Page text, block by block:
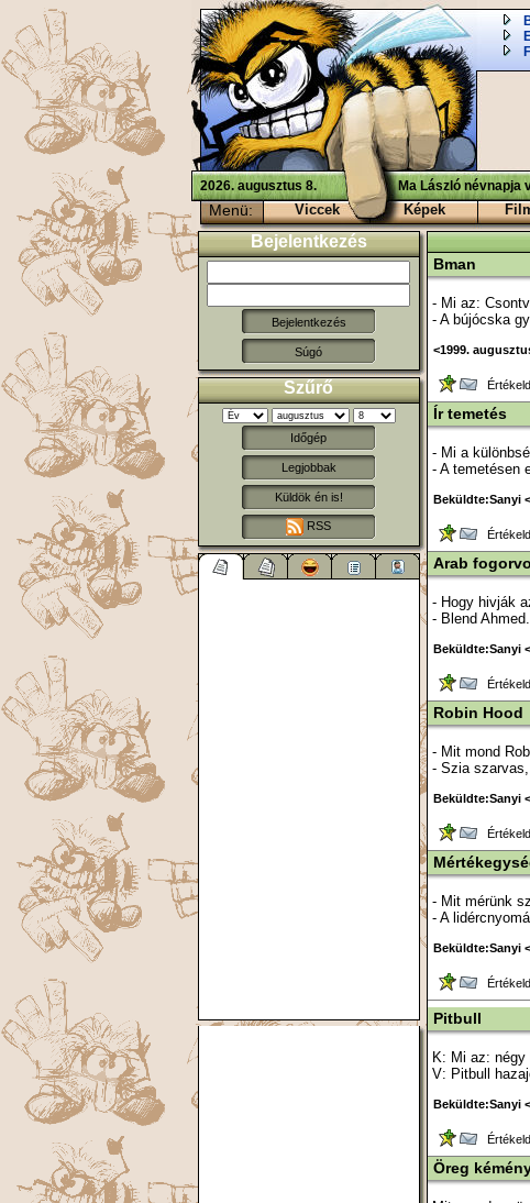
2026. augusztus 8. Ma László névnapja
Menü: Viccek Képek
Bejelentkezés
Súgó
Szűrő
Időgép
Legjobbak
Küldök én is!
RSS
Bman
- Mi az:
- A bújócska
<1999.
Ír temetés
- Mi a
- A temetésen
Beküldte:Sanyi
Arab
- Hogy hivják
- Blend
Beküldte:Sanyi
Robin Hood
- Mit mond
- Szia
Beküldte:Sanyi
- Mit mérünk
- A
Beküldte:Sanyi
Pitbull
K: Mi az:
V: Pitbull
Beküldte:Sanyi
Öreg